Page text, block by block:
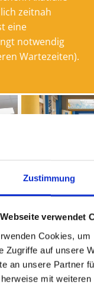
Zustimmung
Webseite verwendet
Cookies,
Zugriffe auf unsere
an unsere Partner
mit
zeitnah
eine
notwendig
Wartezeiten).